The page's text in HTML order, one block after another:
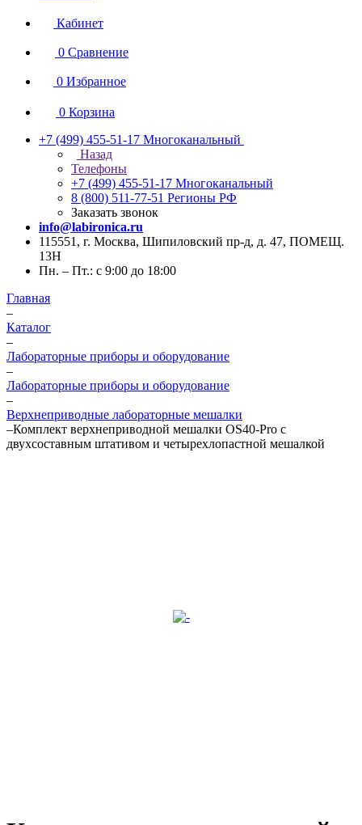
Кабинет
0 Сравнение
0 Избранное
0 Корзина
+7 (499) 455-51-17 Многоканальный
Назад
Телефоны
+7 (499) 455-51-17 Многоканальный
8 (800) 511-77-51 Регионы РФ
Заказать звонок
info@labironica.ru
115551, г. Москва, Шипиловский пр-д, д. 47, ПОМЕЩ.
13Н
Пн. – Пт.: с 9:00 до 18:00
Главная
–
Каталог
–
Лабораторные приборы и оборудование
–
Лабораторные приборы и оборудование
–
Верхнеприводные лабораторные мешалки
–Комплект верхнеприводной мешалки OS40-Pro с
двухсоставным штативом и четырехлопастной мешалкой